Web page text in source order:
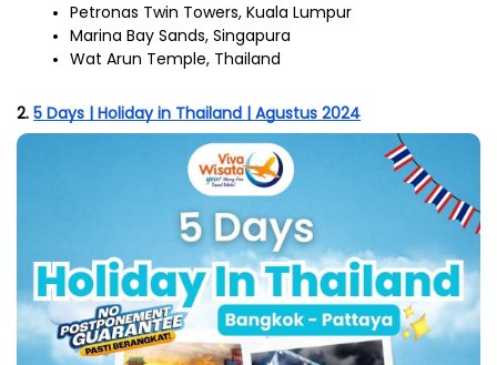
Petronas Twin Towers, Kuala Lumpur
Marina Bay Sands, Singapura
Wat Arun Temple, Thailand
2. 5 Days | Holiday in Thailand | Agustus 2024